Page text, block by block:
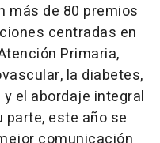
más de 80 premios
centradas en
Primaria,
la diabetes,
el abordaje integral
este año se